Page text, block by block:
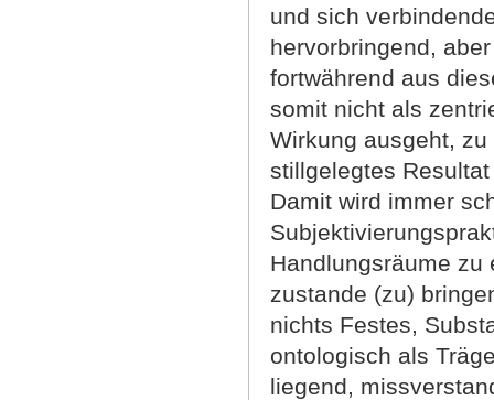
und sich
hervorbringend,
fortwährend aus
somit nicht als
Wirkung ausgeht, zu
stillgelegtes
Damit wird immer
Handlungsräume zu
zustande (zu)
nichts Festes,
ontologisch als
liegend,